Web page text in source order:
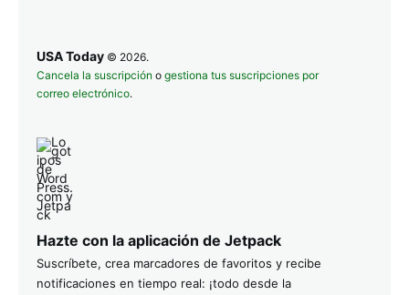
USA Today © 2026.
Cancela la suscripción o gestiona tus suscripciones por
correo electrónico.
Hazte con la aplicación de Jetpack
Suscríbete, crea marcadores de favoritos y recibe
notificaciones en tiempo real: ¡todo desde la